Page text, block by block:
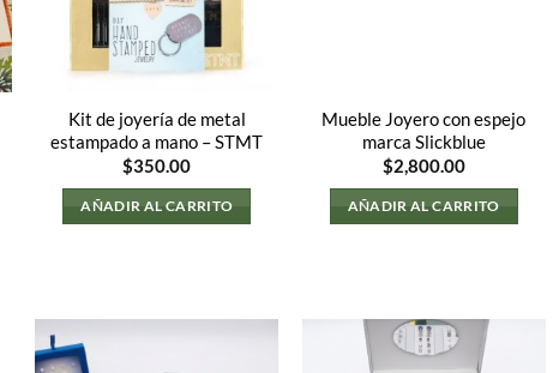
Kit de joyería de metal
estampado a mano – STMT
$350.00
AÑADIR AL CARRITO
Mueble Joyero con espejo
marca Slickblue
$2,800.00
AÑADIR AL CARRITO